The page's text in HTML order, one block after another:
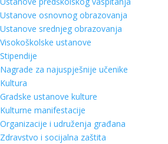
Ustanove osnovnog obrazovanja
Ustanove srednjeg obrazovanja
Visokoškolske ustanove
Stipendije
Nagrade za najuspješnije učenike
Kultura
Gradske ustanove kulture
Kulturne manifestacije
Organizacije i udruženja građana
Zdravstvo i socijalna zaštita